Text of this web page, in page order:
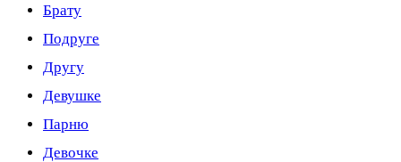
Брату
Подруге
Другу
Девушке
Парню
Девочке